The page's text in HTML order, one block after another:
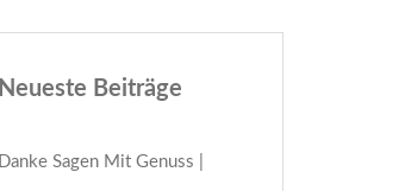
Neueste Beiträge
Danke Sagen Mit Genuss |